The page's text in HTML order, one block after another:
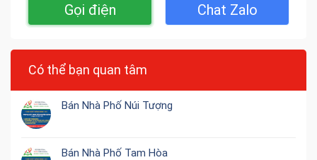
Gọi điện Chat Zalo
Có thể bạn quan tâm
Bán Nhà Phố Núi Tượng
Bán Nhà Phố Tam Hòa